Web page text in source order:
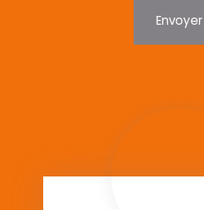
Envoyer